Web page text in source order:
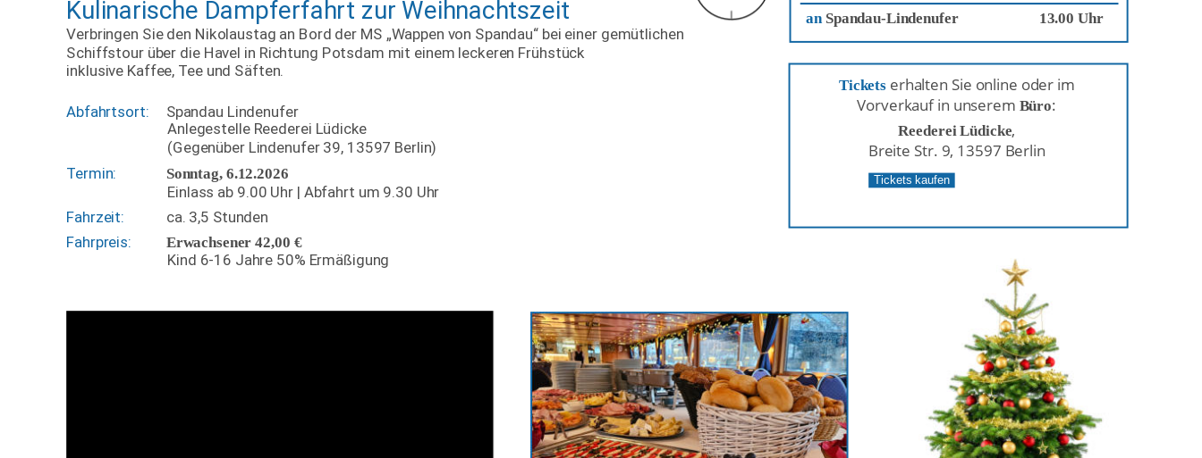
Kulinarische Dampferfahrt zur Weihnachtszeit
Verbringen Sie den Nikolaustag an Bord der MS „Wappen von Spandau“ bei einer gemütlichen
Schiffstour über die Havel in Richtung Potsdam mit einem leckeren Frühstück
inklusive Kaffee, Tee und Säften.
Abfahrtsort: Spandau Lindenufer
Anlegestelle Reederei Lüdicke
(Gegenüber Lindenufer 39, 13597 Berlin)
Termin:
Sonntag, 6.12.2026
Einlass ab 9.00 Uhr | Abfahrt um 9.30 Uhr
Fahrzeit:
ca. 3,5 Stunden
Fahrpreis:
Erwachsener 42,00 €
Kind 6-16 Jahre 50% Ermäßigung
an Spandau-Lindenufer 13.00 Uhr
Tickets erhalten Sie online oder im
Vorverkauf in unserem Büro:
Reederei Lüdicke,
Breite Str. 9, 13597 Berlin
Tickets kaufen